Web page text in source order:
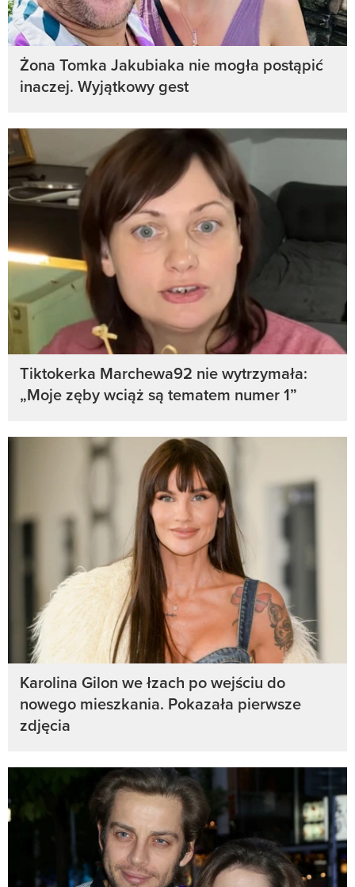
Żona Tomka Jakubiaka nie mogła postąpić
inaczej. Wyjątkowy gest
Tiktokerka Marchewa92 nie wytrzymała:
„Moje zęby wciąż są tematem numer 1”
Karolina Gilon we łzach po wejściu do
nowego mieszkania. Pokazała pierwsze
zdjęcia